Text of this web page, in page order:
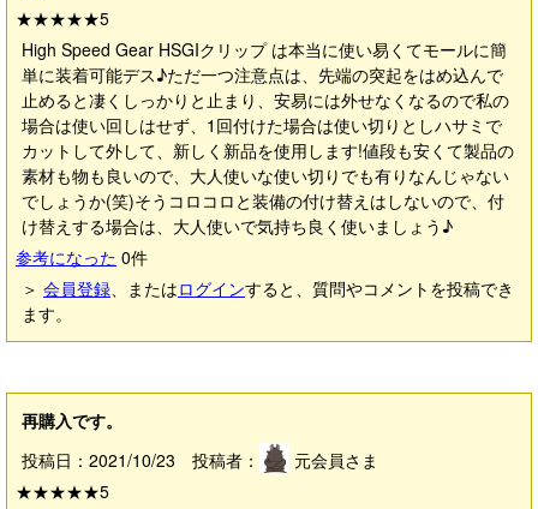
★★★★★5
High Speed Gear HSGIクリップ は本当に使い易くてモールに簡
単に装着可能デス♪ただ一つ注意点は、先端の突起をはめ込んで
止めると凄くしっかりと止まり、安易には外せなくなるので私の
場合は使い回しはせず、1回付けた場合は使い切りとしハサミで
カットして外して、新しく新品を使用します!値段も安くて製品の
素材も物も良いので、大人使いな使い切りでも有りなんじゃない
でしょうか(笑)そうコロコロと装備の付け替えはしないので、付
け替えする場合は、大人使いで気持ち良く使いましょう♪
参考になった 0件
＞ 会員登録、またはログインすると、質問やコメントを投稿でき
ます。
再購入です。
投稿日：2021/10/23 投稿者：
元会員さま
★★★★★5